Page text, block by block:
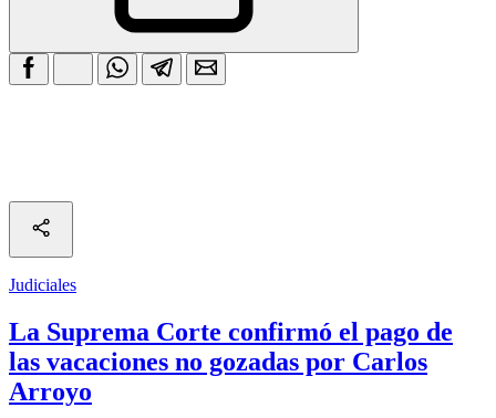
Judiciales
La Suprema Corte confirmó el pago de
las vacaciones no gozadas por Carlos
Arroyo